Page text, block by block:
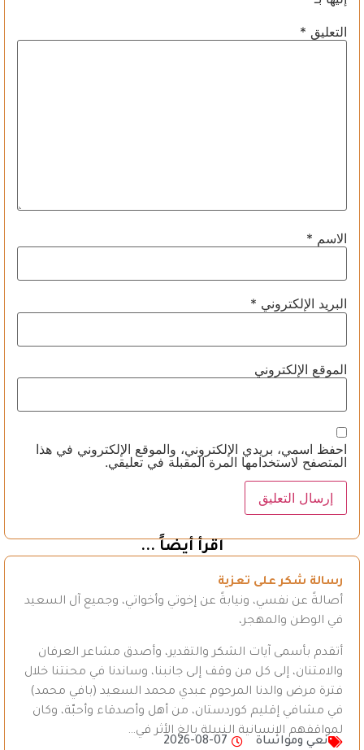
التعليق *
الاسم *
البريد الإلكتروني *
الموقع الإلكتروني
احفظ اسمي، بريدي الإلكتروني، والموقع الإلكتروني في هذا
المتصفح لاستخدامها المرة المقبلة في تعليقي.
اقرأ أيضاً ...
رسالة شكر على تعزية
أصالةً عن نفسي، ونيابةً عن إخوتي وأخواتي، وجميع آل السعيد
في الوطن والمهجر،
أتقدم بأسمى آيات الشكر والتقدير، وأصدق مشاعر العرفان
والامتنان، إلى كل من وقف إلى جانبنا، وساندنا في محنتنا خلال
فترة مرض والدنا المرحوم عبدي محمد السعيد (بافي محمد)
في مشافي إقليم كوردستان، من أهل وأصدقاء وأحبّة، وكان
لمواقفهم الإنسانية النبيلة بالغ الأثر في…
نعي ومواساة
2026-08-07